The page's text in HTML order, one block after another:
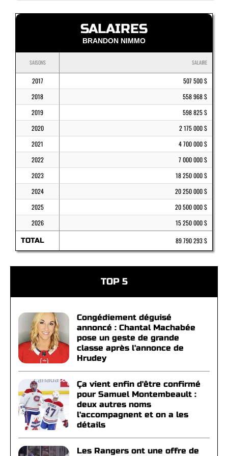
SALAIRES
BRANDON NIMMO
SAISONS SALAIRE
2017
507 500 $
2018
558 968 $
2019
598 825 $
2020
2 175 000 $
2021
4 700 000 $
2022
7 000 000 $
2023
18 250 000 $
2024
20 250 000 $
2025
20 500 000 $
2026
15 250 000 $
TOTAL 89 790 293 $
TOP 5
Congédiement déguisé
annoncé : Chantal Machabée
pose un geste de grande
classe après l'annonce de
Hrudey
Ça vient enfin d'être confirmé
pour Samuel Montembeault :
deux autres noms
l'accompagnent et on a les
détails
Les Rangers ont une offre de